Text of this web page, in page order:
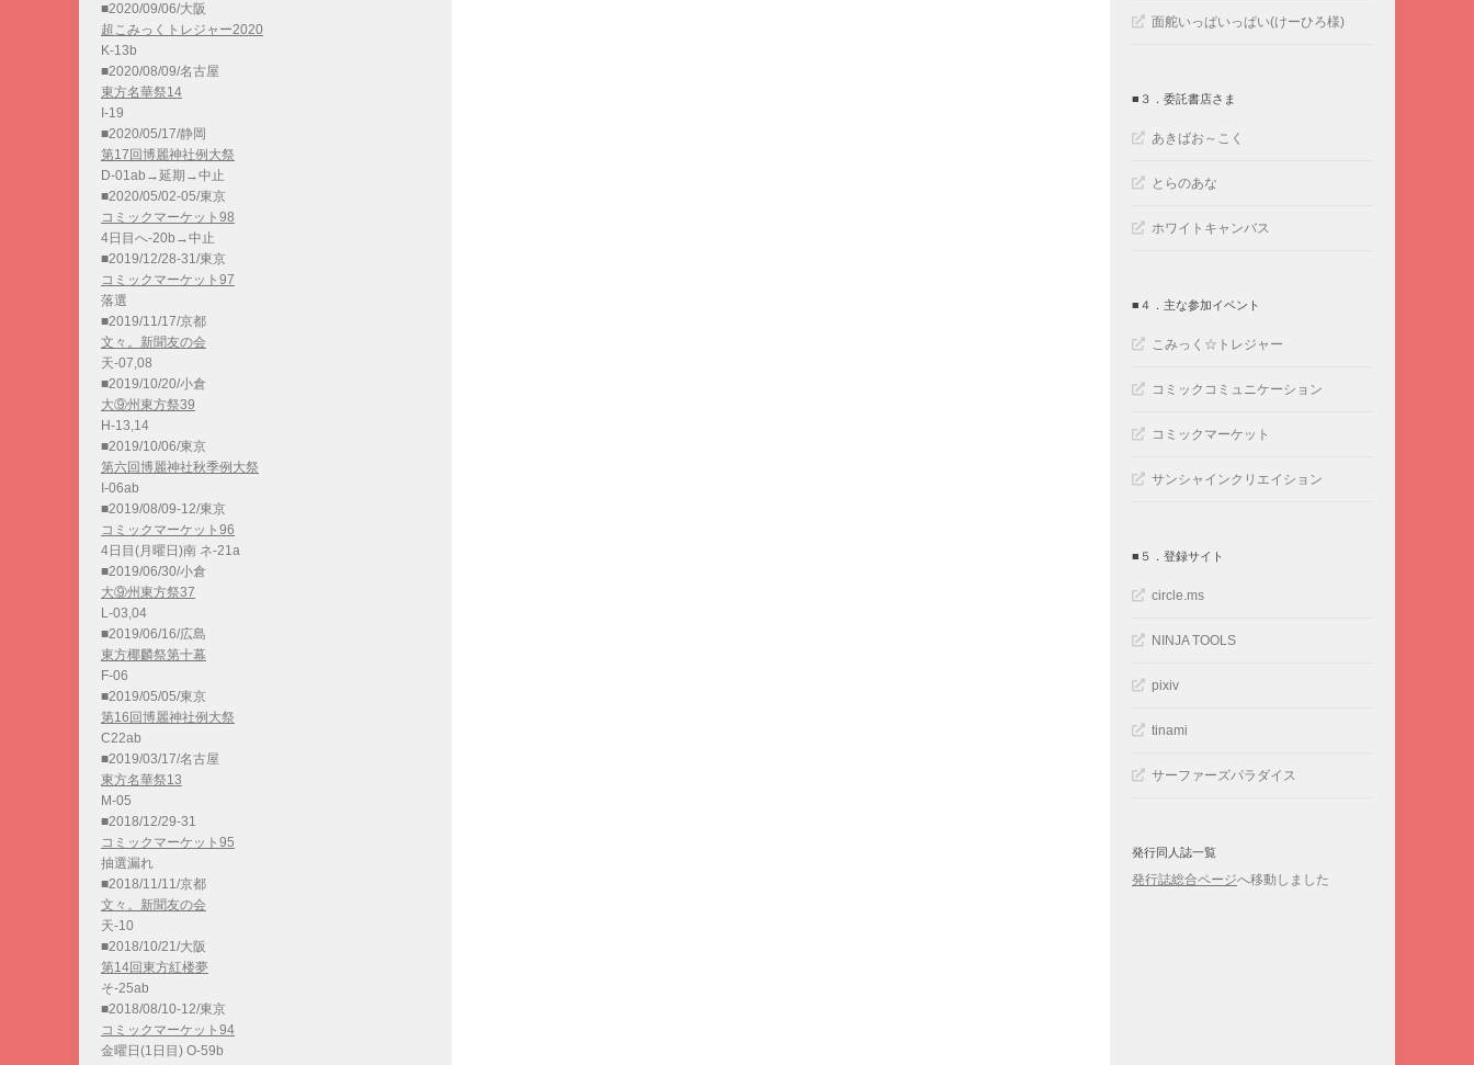
■2020/09/06/大阪
超こみっくトレジャー2020
K-13b
■2020/08/09/名古屋
東方名華祭14
I-19
■2020/05/17/静岡
第17回博麗神社例大祭
D-01ab→延期→中止
■2020/05/02-05/東京
コミックマーケット98
4日目へ-20b→中止
■2019/12/28-31/東京
コミックマーケット97
落選
■2019/11/17/京都
文々。新聞友の会
天-07,08
■2019/10/20/小倉
大⑨州東方祭39
H-13,14
■2019/10/06/東京
第六回博麗神社秋季例大祭
I-06ab
■2019/08/09-12/東京
コミックマーケット96
4日目(月曜日)南 ネ-21a
■2019/06/30/小倉
大⑨州東方祭37
L-03,04
■2019/06/16/広島
東方椰麟祭第十幕
F-06
■2019/05/05/東京
第16回博麗神社例大祭
C22ab
■2019/03/17/名古屋
東方名華祭13
M-05
■2018/12/29-31
コミックマーケット95
抽選漏れ
■2018/11/11/京都
文々。新聞友の会
天-10
■2018/10/21/大阪
第14回東方紅楼夢
そ-25ab
■2018/08/10-12/東京
コミックマーケット94
金曜日(1日目) O-59b
面舵いっぱいっぱい(けーひろ様)
■３．委託書店さま
あきばお～こく
とらのあな
ホワイトキャンバス
■４．主な参加イベント
こみっく☆トレジャー
コミックコミュニケーション
コミックマーケット
サンシャインクリエイション
■５．登録サイト
circle.ms
NINJA TOOLS
pixiv
tinami
サーファーズパラダイス
発行同人誌一覧
発行誌総合ページへ移動しました